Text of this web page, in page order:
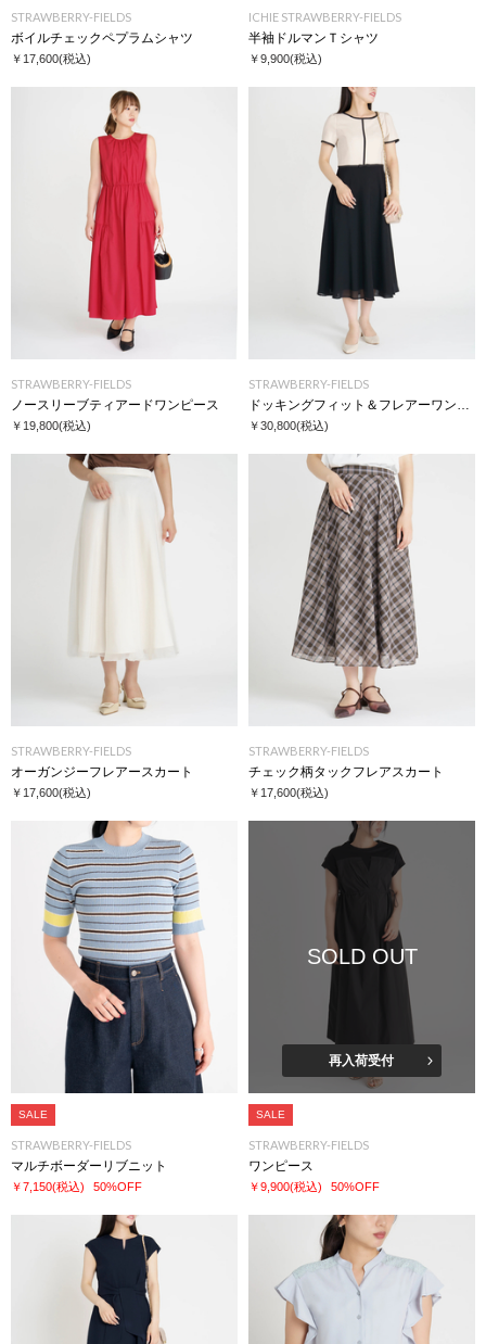
STRAWBERRY-FIELDS
ボイルチェックペプラムシャツ
￥17,600(税込)
ICHIE STRAWBERRY-FIELDS
半袖ドルマンＴシャツ
￥9,900(税込)
STRAWBERRY-FIELDS
ノースリーブティアードワンピース
￥19,800(税込)
STRAWBERRY-FIELDS
￥30,800(税込)
STRAWBERRY-FIELDS
オーガンジーフレアースカート
￥17,600(税込)
STRAWBERRY-FIELDS
チェック柄タックフレアスカート
￥17,600(税込)
SALE
STRAWBERRY-FIELDS
マルチボーダーリブニット
￥7,150(税込) 50%OFF
SOLD OUT
再入荷受付
SALE
STRAWBERRY-FIELDS
ワンピース
￥9,900(税込) 50%OFF